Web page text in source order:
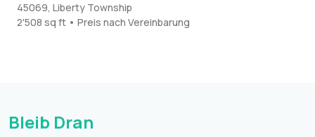
45069, Liberty Township
2'508 sq ft • Preis nach Vereinbarung
Bleib Dran